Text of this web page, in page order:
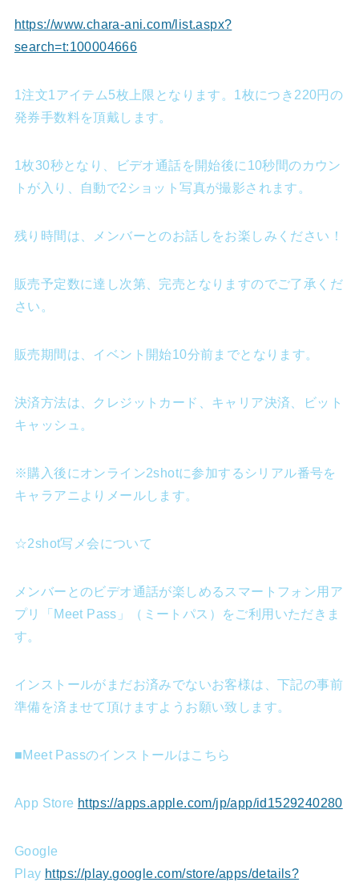
https://www.chara-ani.com/list.aspx?
search=t:100004666
1注文1アイテム5枚上限となります。1枚につき220円の
発券手数料を頂戴します。
1枚30秒となり、ビデオ通話を開始後に10秒間のカウン
トが入り、自動で2ショット写真が撮影されます。
残り時間は、メンバーとのお話しをお楽しみください！
販売予定数に達し次第、完売となりますのでご了承くだ
さい。
販売期間は、イベント開始10分前までとなります。
決済方法は、クレジットカード、キャリア決済、ビット
キャッシュ。
※購入後にオンライン2shotに参加するシリアル番号を
キャラアニよりメールします。
☆2shot写メ会について
メンバーとのビデオ通話が楽しめるスマートフォン用ア
プリ「Meet Pass」（ミートパス）をご利用いただきま
す。
インストールがまだお済みでないお客様は、下記の事前
準備を済ませて頂けますようお願い致します。
■Meet Passのインストールはこちら
App Store https://apps.apple.com/jp/app/id1529240280
Google
Play https://play.google.com/store/apps/details?